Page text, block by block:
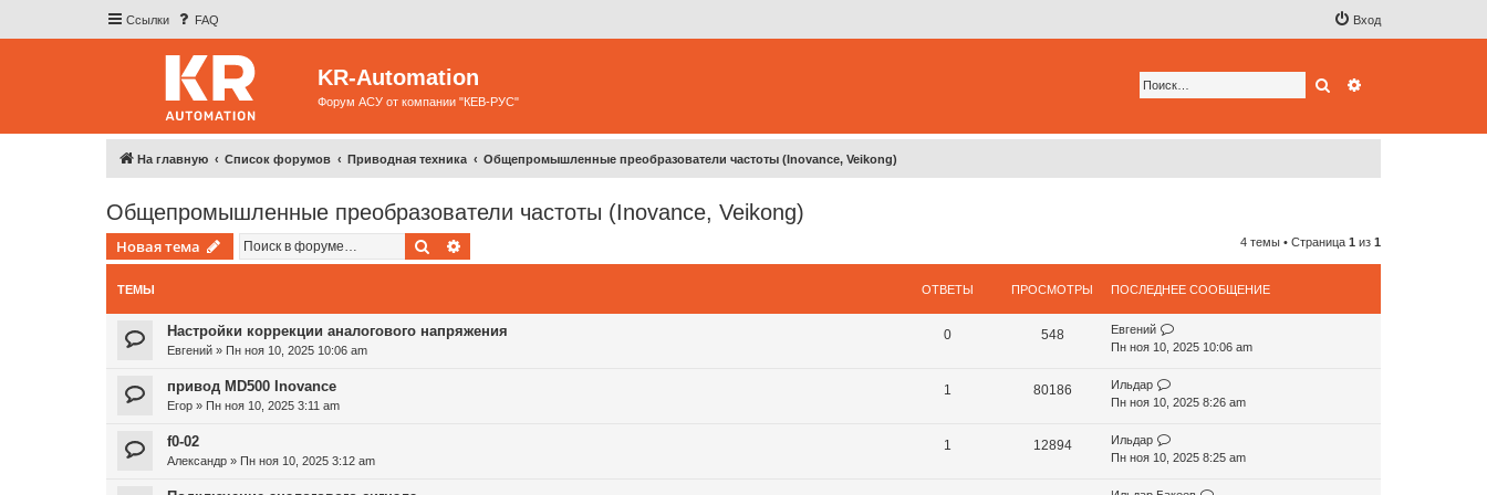
Ссылки FAQ Вход
KR-Automation
Форум АСУ от компании "КЕВ-РУС"
Поиск
На главную Список форумов Приводная техника Общепромышленные преобразователи частоты (Inovance, Veikong)
Общепромышленные преобразователи частоты (Inovance, Veikong)
Новая тема Поиск 4 темы • Страница 1 из 1
ТЕМЫ ОТВЕТЫ ПРОСМОТРЫ ПОСЛЕДНЕЕ СООБЩЕНИЕ
Настройки коррекции аналогового напряжения
Евгений » Пн ноя 10, 2025 10:06 am
0 548
Евгений
Пн ноя 10, 2025 10:06 am
привод MD500 Inovance
Егор » Пн ноя 10, 2025 3:11 am
1 80186
Ильдар
Пн ноя 10, 2025 8:26 am
f0-02
Александр » Пн ноя 10, 2025 3:12 am
1 12894
Ильдар
Пн ноя 10, 2025 8:25 am